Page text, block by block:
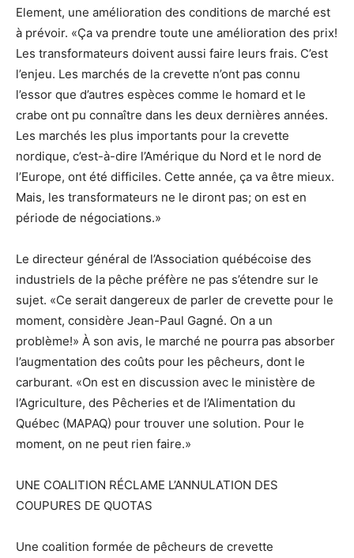
Element, une amélioration des conditions de marché est
à prévoir. «Ça va prendre toute une amélioration des prix!
Les transformateurs doivent aussi faire leurs frais. C’est
l’enjeu. Les marchés de la crevette n’ont pas connu
l’essor que d’autres espèces comme le homard et le
crabe ont pu connaître dans les deux dernières années.
Les marchés les plus importants pour la crevette
nordique, c’est-à-dire l’Amérique du Nord et le nord de
l’Europe, ont été difficiles. Cette année, ça va être mieux.
Mais, les transformateurs ne le diront pas; on est en
période de négociations.»
Le directeur général de l’Association québécoise des
industriels de la pêche préfère ne pas s’étendre sur le
sujet. «Ce serait dangereux de parler de crevette pour le
moment, considère Jean-Paul Gagné. On a un
problème!» À son avis, le marché ne pourra pas absorber
l’augmentation des coûts pour les pêcheurs, dont le
carburant. «On est en discussion avec le ministère de
l’Agriculture, des Pêcheries et de l’Alimentation du
Québec (MAPAQ) pour trouver une solution. Pour le
moment, on ne peut rien faire.»
UNE COALITION RÉCLAME L’ANNULATION DES
COUPURES DE QUOTAS
Une coalition formée de pêcheurs de crevette